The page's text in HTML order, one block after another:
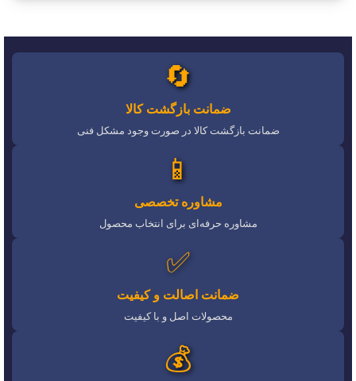
🔄
ضمانت بازگشت کالا
ضمانت بازگشت کالا در صورت وجود مشکل فنی
📱
مشاوره تخصصی
مشاوره حرفه‌ای برای انتخاب محصول
✅
ضمانت اصالت و کیفیت
محصولات اصل و با کیفیت
💰